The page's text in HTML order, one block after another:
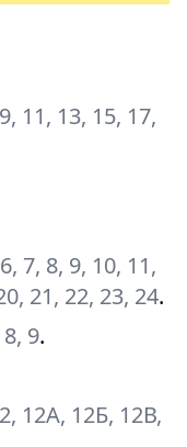
11, 13, 15, 17,
7, 8, 9, 10, 11,
21, 22, 23, 24.
9.
12А, 12Б, 12В,